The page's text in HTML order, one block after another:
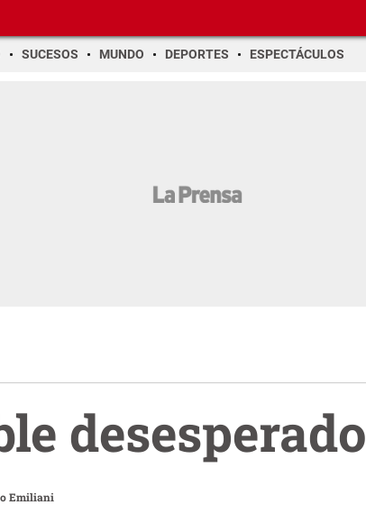
SUCESOS MUNDO DEPORTES ESPECTÁCULOS
desesperado
Emiliani